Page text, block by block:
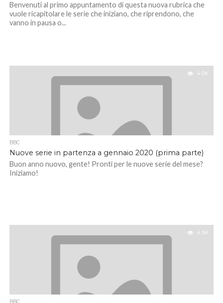
Benvenuti al primo appuntamento di questa nuova rubrica che
vuole ricapitolare le serie che iniziano, che riprendono, che
vanno in pausa o...
4.0K
BBC
Nuove serie in partenza a gennaio 2020 (prima parte)
Buon anno nuovo, gente! Pronti per le nuove serie del mese?
Iniziamo!
4.5K